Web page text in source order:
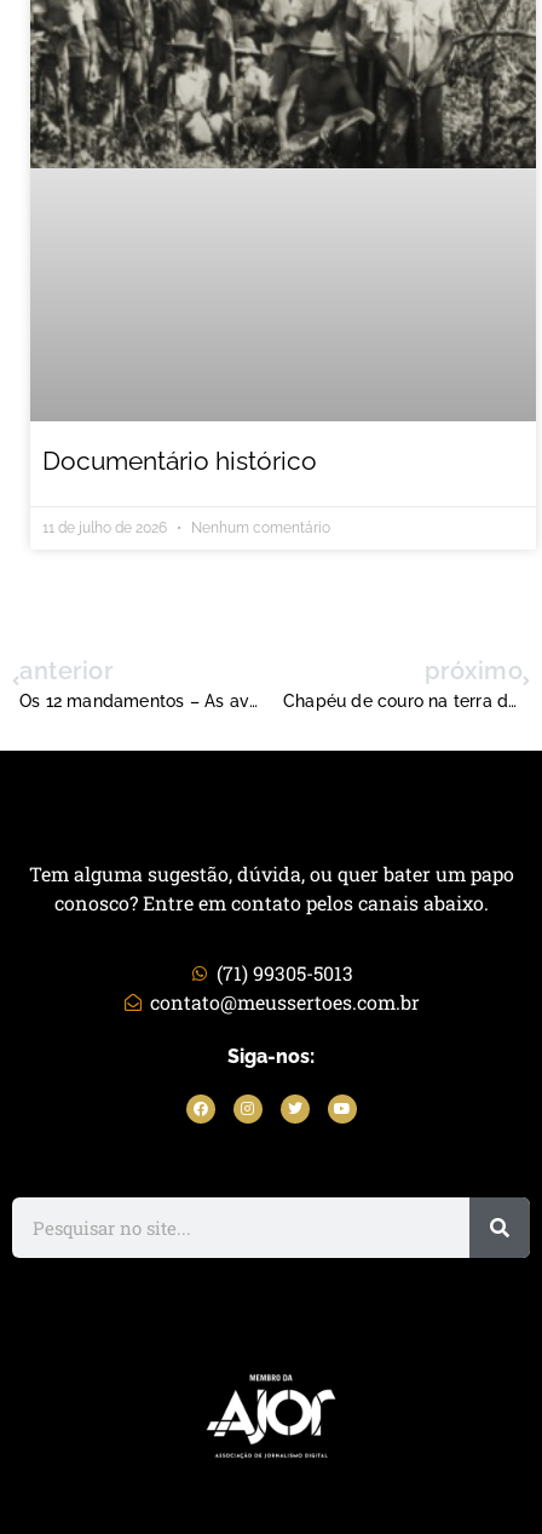
Documentário histórico
11 de julho de 2026 Nenhum comentário
anterior
Os 12 mandamentos – As aventuras de Giba (Bônus)
próximo
Chapéu de couro na terra dos bodes
Tem alguma sugestão, dúvida, ou quer bater um papo
conosco? Entre em contato pelos canais abaixo.
(71) 99305-5013
contato@meussertoes.com.br
Siga-nos: